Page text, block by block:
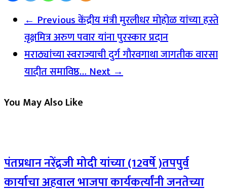
← Previousकेंद्रीय मंत्री मुरलीधर मोहोळ यांच्या हस्ते
वृक्षमित्र अरुण पवार यांना पुरस्कार प्रदान
मराठ्यांच्या स्वराज्याची दुर्ग गौरवगाथा जागतीक वारसा
यादीत समाविष्ठ…Next →
You May Also Like
पंतप्रधान नरेंद्रजी मोदी यांच्या (12वर्षे )तपपुर्व
कार्याचा अहवाल भाजपा कार्यकर्त्यांनी जनतेच्या